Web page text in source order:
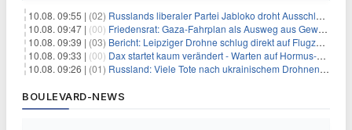
10.08. 09:55 | (02) Russlands liberaler Partei Jabloko droht Ausschluss von Wahl
10.08. 09:47 | (00) Friedensrat: Gaza-Fahrplan als Ausweg aus Gewaltspirale
10.08. 09:39 | (03) Bericht: Leipziger Drohne schlug direkt auf Flugzeug ein
10.08. 09:33 | (00) Dax startet kaum verändert - Warten auf Hormus-Öffnung geht weiter
10.08. 09:26 | (01) Russland: Viele Tote nach ukrainischem Drohnenangriff
BOULEVARD-NEWS